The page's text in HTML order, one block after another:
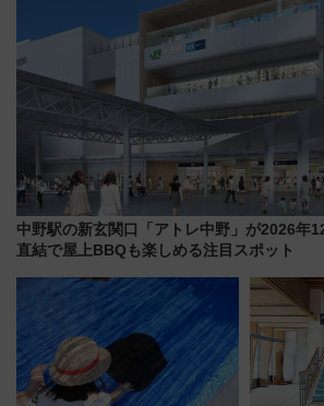
中野駅の新玄関口「アトレ中野」が2026年
直結で屋上BBQも楽しめる注目スポット